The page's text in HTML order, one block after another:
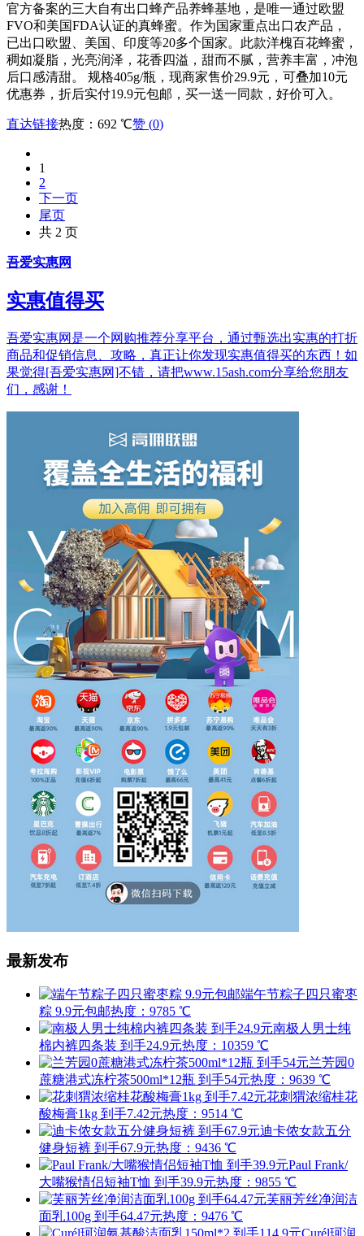
官方备案的三大自有出口蜂产品养蜂基地，是唯一通过欧盟
FVO和美国FDA认证的真蜂蜜。作为国家重点出口农产品，
已出口欧盟、美国、印度等20多个国家。此款洋槐百花蜂蜜，
稠如凝脂，光亮润泽，花香四溢，甜而不腻，营养丰富，冲泡
后口感清甜。 规格405g/瓶，现商家售价29.9元，可叠加10元
优惠券，折后实付19.9元包邮，买一送一同款，好价可入。
直达链接热度：692 ℃赞 (0)
1
2
下一页
尾页
共 2 页
吾爱实惠网
实惠值得买
吾爱实惠网是一个网购推荐分享平台，通过甄选出实惠的打折
商品和促销信息、攻略，真正让你发现实惠值得买的东西！如
果觉得[吾爱实惠网]不错，请把www.15ash.com分享给您朋友
们，感谢！
最新发布
端午节粽子四只蜜枣
粽 9.9元包邮热度：9785 ℃
南极人男士纯
棉内裤四条装 到手24.9元热度：10359 ℃
兰芳园0
蔗糖港式冻柠茶500ml*12瓶 到手54元热度：9639 ℃
花刺猬浓缩桂花
酸梅膏1kg 到手7.42元热度：9514 ℃
迪卡侬女款五分
健身短裤 到手67.9元热度：9436 ℃
Paul Frank/
大嘴猴情侣短袖T恤 到手39.9元热度：9855 ℃
芙丽芳丝净润洁
面乳100g 到手64.47元热度：9476 ℃